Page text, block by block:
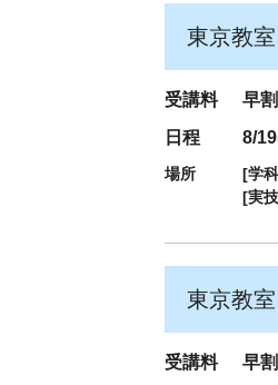
東京教
受講料
早
日程
8/
場所 [学
[実
東京教
受講料
早